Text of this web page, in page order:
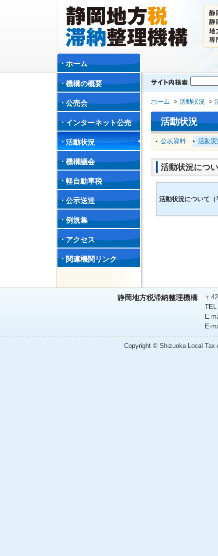
ホーム
機構の概要
公売会
インターネット公売
活動状況
機構議会
軽自動車税
公示送達
例規集
アクセス
関連機関リンク
ホーム > 活動状況 >
活動状況
公表資料 活動
活動状況につ
活動状況について
静岡地方税滞納整理機構
〒
TEL
E-
E-
Copyright © Shizuoka Local Tax